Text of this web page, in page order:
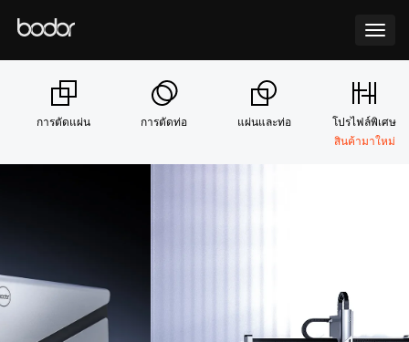
การสแกน การตัด
เกี่ยวกับเรา
การตัดแผ่น การตัดท่อ แผ่นและท่อ
โปรไฟล์พิเศษ
สินค้ามาใหม่